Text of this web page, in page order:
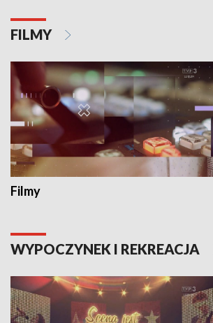
FILMY
Filmy
WYPOCZYNEK I REKREACJA